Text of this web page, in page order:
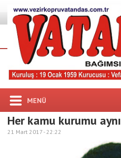
MENÜ
Her kamu kurumu aynı
21 Mart 2017 -22:22